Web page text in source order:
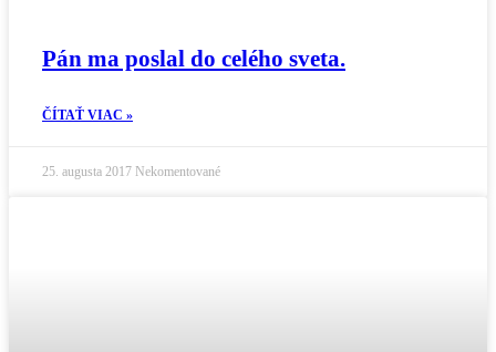
Pán ma poslal do celého sveta.
ČÍTAŤ VIAC »
25. augusta 2017 Nekomentované